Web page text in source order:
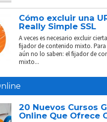
Cómo excluir una
Really Simple SSL
A veces es necesario excluir
fijador de contenido mixto.
aún no lo saben: el fijador de
mixto...
20 Nuevos Cursos
Online Que Ofrece